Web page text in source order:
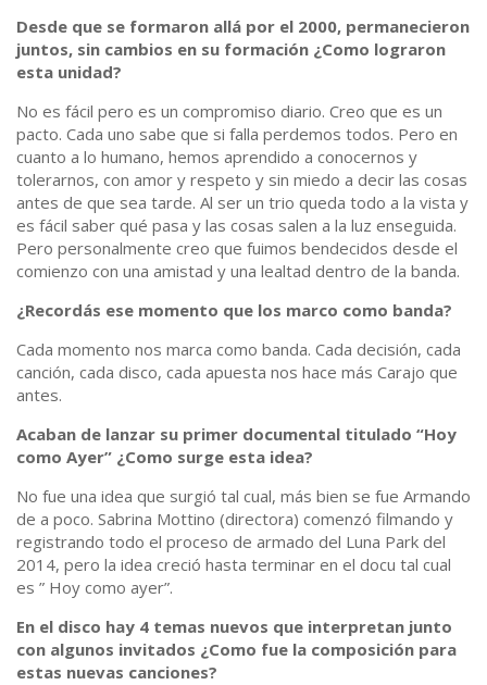
Desde que se formaron allá por el 2000, permanecieron
juntos, sin cambios en su formación ¿Como lograron
esta unidad?
No es fácil pero es un compromiso diario. Creo que es un
pacto. Cada uno sabe que si falla perdemos todos. Pero en
cuanto a lo humano, hemos aprendido a conocernos y
tolerarnos, con amor y respeto y sin miedo a decir las cosas
antes de que sea tarde. Al ser un trio queda todo a la vista y
es fácil saber qué pasa y las cosas salen a la luz enseguida.
Pero personalmente creo que fuimos bendecidos desde el
comienzo con una amistad y una lealtad dentro de la banda.
¿Recordás ese momento que los marco como banda?
Cada momento nos marca como banda. Cada decisión, cada
canción, cada disco, cada apuesta nos hace más Carajo que
antes.
Acaban de lanzar su primer documental titulado “Hoy
como Ayer” ¿Como surge esta idea?
No fue una idea que surgió tal cual, más bien se fue Armando
de a poco. Sabrina Mottino (directora) comenzó filmando y
registrando todo el proceso de armado del Luna Park del
2014, pero la idea creció hasta terminar en el docu tal cual
es ” Hoy como ayer”.
En el disco hay 4 temas nuevos que interpretan junto
con algunos invitados ¿Como fue la composición para
estas nuevas canciones?